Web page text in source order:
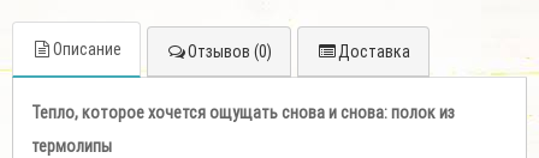
Описание Отзывов (0) Доставка
Тепло, которое хочется ощущать снова и снова: полок из
термолипы